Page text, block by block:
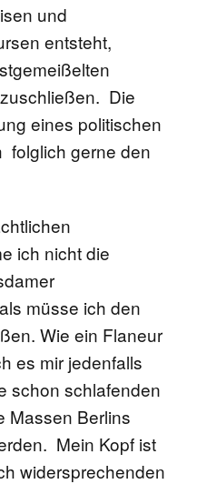
und
entsteht,
Die
eines politischen
folglich gerne den
ich nicht die
müsse ich den
Wie ein Flaneur
es mir jedenfalls
schon schlafenden
Massen Berlins
Mein Kopf ist
widersprechenden